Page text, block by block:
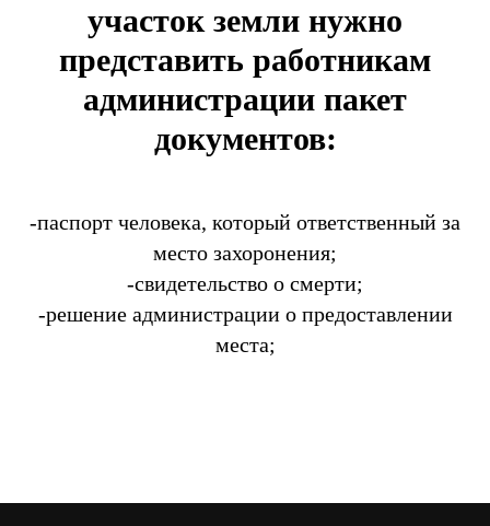
участок земли нужно
представить работникам
администрации пакет
документов:
-паспорт человека, который ответственный за
место захоронения;
-свидетельство о смерти;
-решение администрации о предоставлении
места;